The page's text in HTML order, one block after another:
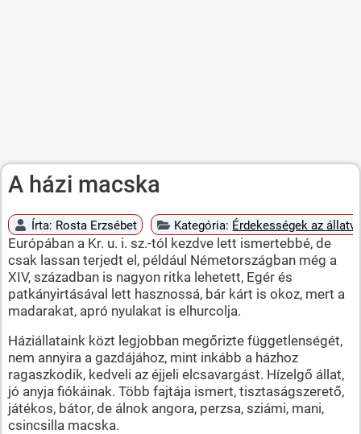
A házi macska
Írta: Rosta Erzsébet Kategória: Érdekességek az
Európában a Kr. u. i. sz.-tól kezdve lett ismertebbé, de
csak lassan terjedt el, például Németországban még a
XIV, században is nagyon ritka lehetett, Egér és
patkányirtásával lett hasznossá, bár kárt is okoz, mert a
madarakat, apró nyulakat is elhurcolja.
Háziállataink közt legjobban megőrizte függetlenségét,
nem annyira a gazdájához, mint inkább a házhoz
ragaszkodik, kedveli az éjjeli elcsavargást. Hízelgő állat,
jó anyja fiókáinak. Több fajtája ismert, tisztaságszerető,
játékos, bátor, de álnok angora, perzsa, sziámi, mani,
csincsilla macska.